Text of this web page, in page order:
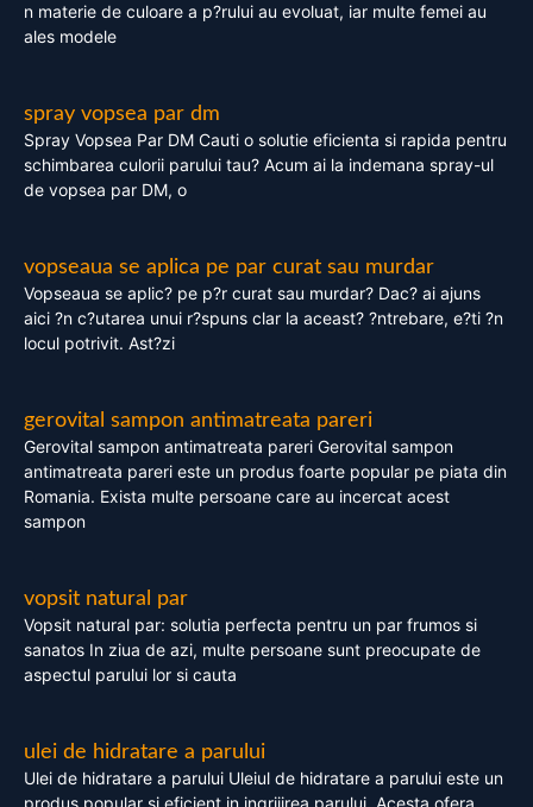
n materie de culoare a p?rului au evoluat, iar multe femei au
ales modele
spray vopsea par dm
Spray Vopsea Par DM Cauti o solutie eficienta si rapida pentru
schimbarea culorii parului tau? Acum ai la indemana spray-ul
de vopsea par DM, o
vopseaua se aplica pe par curat sau murdar
Vopseaua se aplic? pe p?r curat sau murdar? Dac? ai ajuns
aici ?n c?utarea unui r?spuns clar la aceast? ?ntrebare, e?ti ?n
locul potrivit. Ast?zi
gerovital sampon antimatreata pareri
Gerovital sampon antimatreata pareri Gerovital sampon
antimatreata pareri este un produs foarte popular pe piata din
Romania. Exista multe persoane care au incercat acest
sampon
vopsit natural par
Vopsit natural par: solutia perfecta pentru un par frumos si
sanatos In ziua de azi, multe persoane sunt preocupate de
aspectul parului lor si cauta
ulei de hidratare a parului
Ulei de hidratare a parului Uleiul de hidratare a parului este un